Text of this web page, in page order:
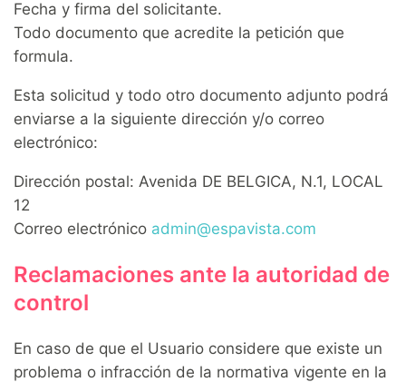
Fecha y firma del solicitante.
Todo documento que acredite la petición que
formula.
Esta solicitud y todo otro documento adjunto podrá
enviarse a la siguiente dirección y/o correo
electrónico:
Dirección postal: Avenida DE BELGICA, N.1, LOCAL
12
Correo electrónico admin@espavista.com
Reclamaciones ante la autoridad de
control
En caso de que el Usuario considere que existe un
problema o infracción de la normativa vigente en la